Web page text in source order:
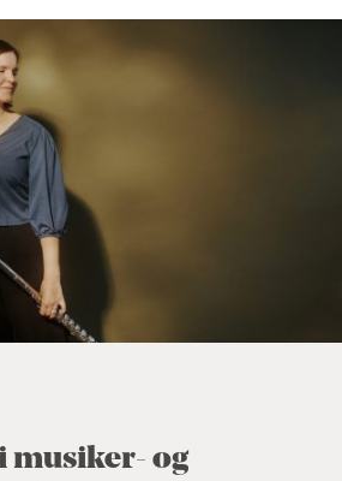
musiker- og